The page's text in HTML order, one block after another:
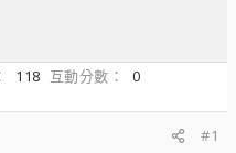
118 互動分數
0
#1